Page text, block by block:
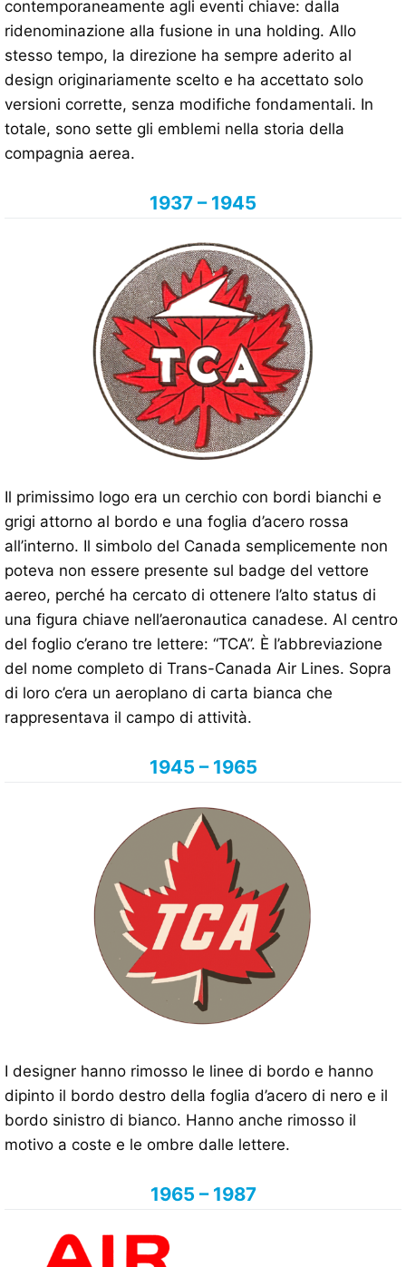
contemporaneamente agli eventi chiave: dalla
ridenominazione alla fusione in una holding. Allo
stesso tempo, la direzione ha sempre aderito al
design originariamente scelto e ha accettato solo
versioni corrette, senza modifiche fondamentali. In
totale, sono sette gli emblemi nella storia della
compagnia aerea.
1937 – 1945
Il primissimo logo era un cerchio con bordi bianchi e
grigi attorno al bordo e una foglia d’acero rossa
all’interno. Il simbolo del Canada semplicemente non
poteva non essere presente sul badge del vettore
aereo, perché ha cercato di ottenere l’alto status di
una figura chiave nell’aeronautica canadese. Al centro
del foglio c’erano tre lettere: “TCA”. È l’abbreviazione
del nome completo di Trans-Canada Air Lines. Sopra
di loro c’era un aeroplano di carta bianca che
rappresentava il campo di attività.
1945 – 1965
I designer hanno rimosso le linee di bordo e hanno
dipinto il bordo destro della foglia d’acero di nero e il
bordo sinistro di bianco. Hanno anche rimosso il
motivo a coste e le ombre dalle lettere.
1965 – 1987